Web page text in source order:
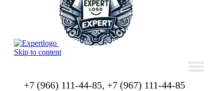
Skip to content
+7 (966) 111-44-85, +7 (967) 111-44-85